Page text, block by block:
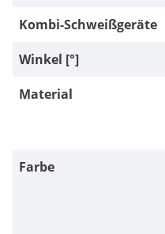
Kombi-Schweißgeräte
Winkel [°]
Material
Farbe